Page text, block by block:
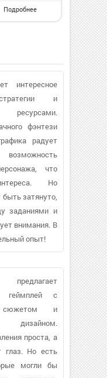
Подробнее
интересное
и
фэнтези
радует
что
Но
затянуто,
заданиями и
внимания. В
опыт!
геймплей с
сюжетом и
дизайном.
проста, а
глаз. Но есть
могли бы